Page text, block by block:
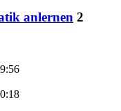
anlernen 2